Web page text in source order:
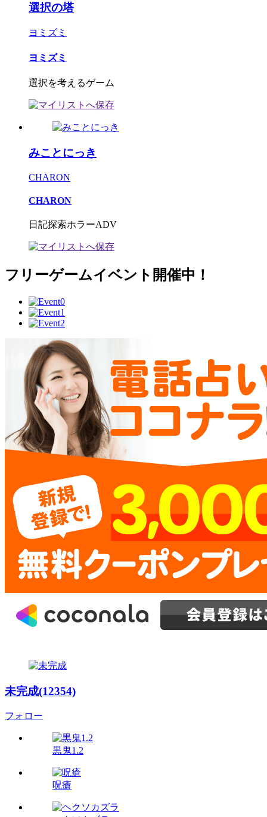
選択の塔
ヨミズミ
ヨミズミ
選択を考えるゲーム
みことにっき
CHARON
CHARON
日記探索ホラーADV
フリーゲームイベント開催中！
未完成(12354)
フォロー
黒鬼1.2
呪瘡